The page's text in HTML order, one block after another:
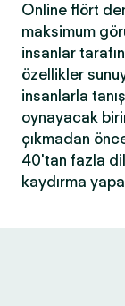
Online flört
maksimum
insanlar
özellikler
insanlarla
oynayacak
çıkmadan
40'tan fazla
kaydırma